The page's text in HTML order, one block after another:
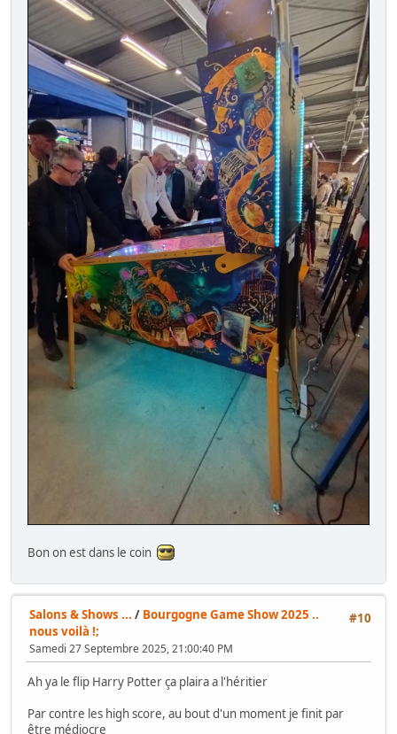
Bon on est dans le coin
#10
Salons & Shows ... / Bourgogne Game Show 2025 ..
nous voilà !;
Samedi 27 Septembre 2025, 21:00:40 PM
Ah ya le flip Harry Potter ça plaira a l'héritier
Par contre les high score, au bout d'un moment je finit par
être médiocre